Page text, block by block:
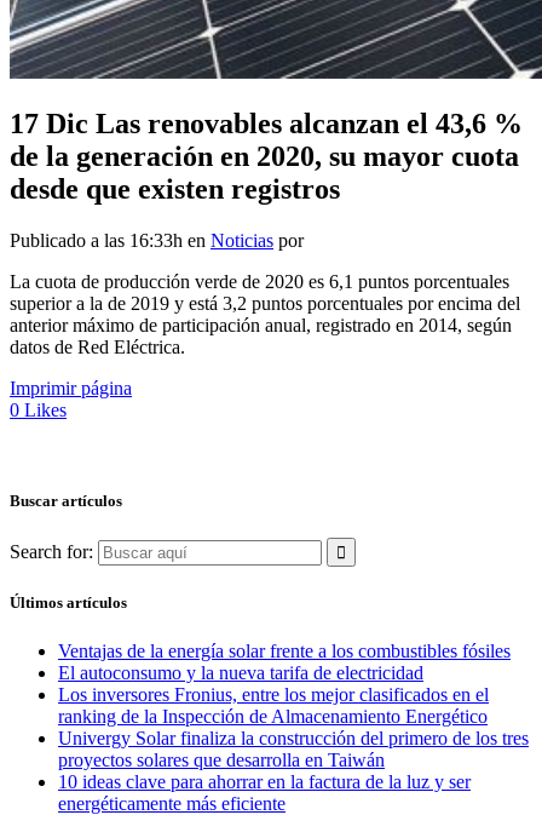
17 Dic Las renovables alcanzan el 43,6 %
de la generación en 2020, su mayor cuota
desde que existen registros
Publicado a las 16:33h en Noticias por
La cuota de producción verde de 2020 es 6,1 puntos porcentuales
superior a la de 2019 y está 3,2 puntos porcentuales por encima del
anterior máximo de participación anual, registrado en 2014, según
datos de Red Eléctrica.
Imprimir página
0 Likes
Buscar artículos
Search for:
Últimos artículos
Ventajas de la energía solar frente a los combustibles fósiles
El autoconsumo y la nueva tarifa de electricidad
Los inversores Fronius, entre los mejor clasificados en el
ranking de la Inspección de Almacenamiento Energético
Univergy Solar finaliza la construcción del primero de los tres
proyectos solares que desarrolla en Taiwán
10 ideas clave para ahorrar en la factura de la luz y ser
energéticamente más eficiente